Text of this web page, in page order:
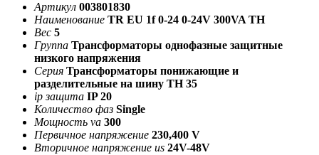
Артикул 003801830
Наименование TR EU 1f 0-24 0-24V 300VA TH
Вес 5
Группа Трансформаторы однофазные защитные
низкого напряжения
Серия Трансформаторы понижающие и
разделительные на шину TH 35
ip защита IP 20
Количество фаз Single
Мощность va 300
Первичное напряжение 230,400 V
Вторичное напряжение us 24V-48V